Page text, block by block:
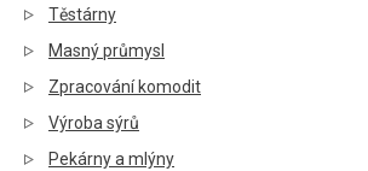
Těstárny
Masný průmysl
Zpracování komodit
Výroba sýrů
Pekárny a mlýny